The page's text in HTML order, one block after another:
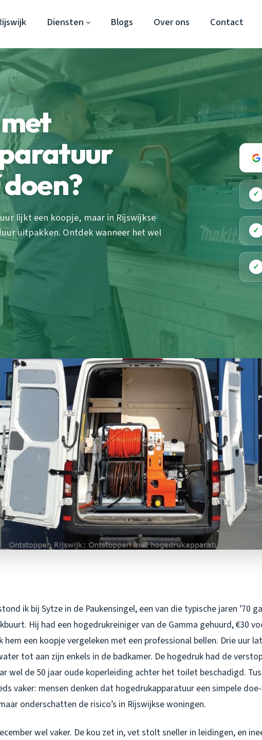
Diensten Blogs Over ons Contact
lijkt een koopje, maar in Rijswijkse
uitpakken. Ontdek wanneer het wel
✓
✓
✓
ik bij Sytze in de Paukensingel, een van die typische jaren ’70
Hij had een hogedrukreiniger van de Gamma gehuurd, €30
hem een koopje vergeleken met een professional bellen. Drie uur
tot aan zijn enkels in de badkamer. De hogedruk had de
wel de 50 jaar oude koperleiding achter het toilet beschadigd.
vaker: mensen denken dat hogedrukapparatuur een simpele
onderschatten de risico’s in Rijswijkse woningen.
wel vaker. De kou zet in, vet stolt sneller in leidingen, en